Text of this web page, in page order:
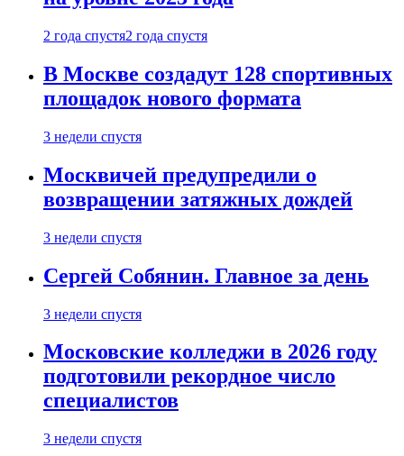
2 года спустя2 года спустя
В Москве создадут 128 спортивных
площадок нового формата
3 недели спустя
Москвичей предупредили о
возвращении затяжных дождей
3 недели спустя
Сергей Собянин. Главное за день
3 недели спустя
Московские колледжи в 2026 году
подготовили рекордное число
специалистов
3 недели спустя